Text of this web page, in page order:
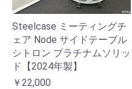
Steelcase ミーティングチ
ェア Node サイドテーブル
シトロン プラチナムソリッ
ド【2024年製】
￥22,000